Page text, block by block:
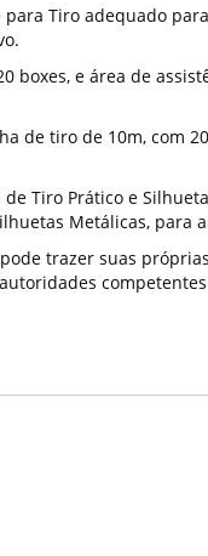
Tiro adequado
boxes, e área de
de tiro de 10m, com
Tiro Prático e
Metálicas, para
trazer suas